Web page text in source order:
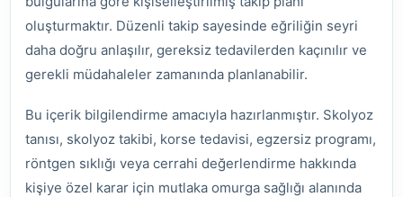
oluşturmaktır. Düzenli takip sayesinde eğriliğin seyri
daha doğru anlaşılır, gereksiz tedavilerden kaçınılır ve
gerekli müdahaleler zamanında planlanabilir.
Bu içerik bilgilendirme amacıyla hazırlanmıştır. Skolyoz
tanısı, skolyoz takibi, korse tedavisi, egzersiz programı,
röntgen sıklığı veya cerrahi değerlendirme hakkında
kişiye özel karar için mutlaka omurga sağlığı alanında